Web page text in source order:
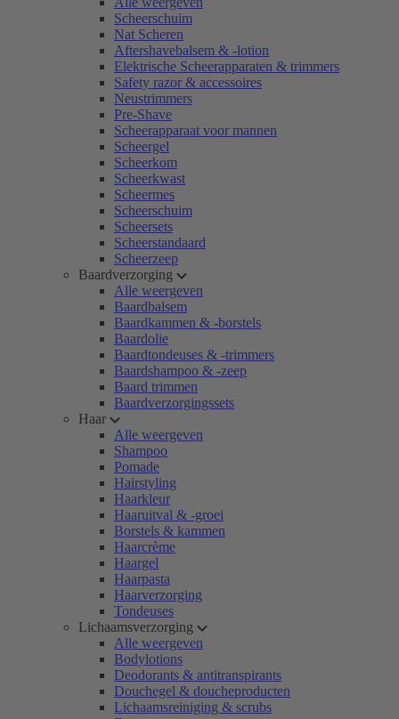
Scheerschuim
Nat Scheren
Aftershavebalsem & -lotion
Elektrische Scheerapparaten & trimmers
Safety razor & accessoires
Neustrimmers
Pre-Shave
Scheerapparaat voor mannen
Scheergel
Scheerkom
Scheerkwast
Scheermes
Scheerschuim
Scheersets
Scheerstandaard
Scheerzeep
Baardverzorging
Alle weergeven
Baardbalsem
Baardkammen & -borstels
Baardolie
Baardtondeuses & -trimmers
Baardshampoo & -zeep
Baard trimmen
Baardverzorgingssets
Haar
Alle weergeven
Shampoo
Pomade
Hairstyling
Haarkleur
Haaruitval & -groei
Borstels & kammen
Haarcrème
Haargel
Haarpasta
Haarverzorging
Tondeuses
Lichaamsverzorging
Alle weergeven
Bodylotions
Deodorants & antitranspirants
Douchegel & doucheproducten
Lichaamsreiniging & scrubs